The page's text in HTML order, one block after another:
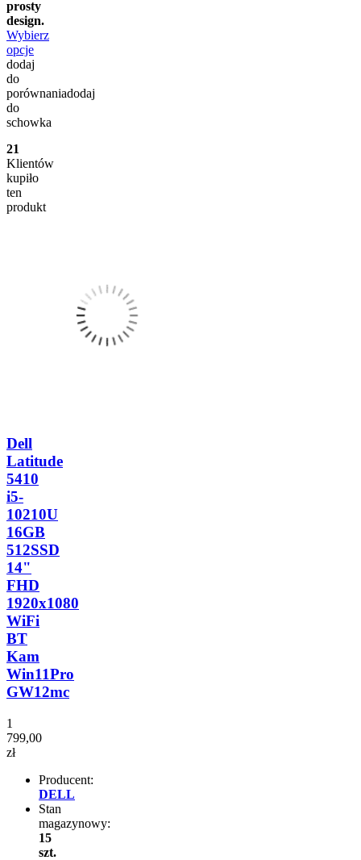
prosty
design.
Wybierz
opcje
dodaj
do
porównaniadodaj
do
schowka
21
Klientów
kupiło
ten
produkt
Dell
Latitude
5410
i5-
10210U
16GB
512SSD
14"
FHD
1920x1080
WiFi
BT
Kam
Win11Pro
GW12mc
1
799,00
zł
Producent:
DELL
Stan
magazynowy:
15
szt.